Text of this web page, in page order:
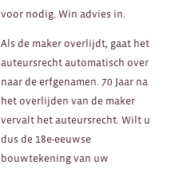
voor nodig. Win advies in.
Als de maker overlijdt, gaat het
auteursrecht automatisch over
naar de erfgenamen. 70 Jaar na
het overlijden van de maker
vervalt het auteursrecht. Wilt u
dus de 18e-eeuwse
bouwtekening van uw